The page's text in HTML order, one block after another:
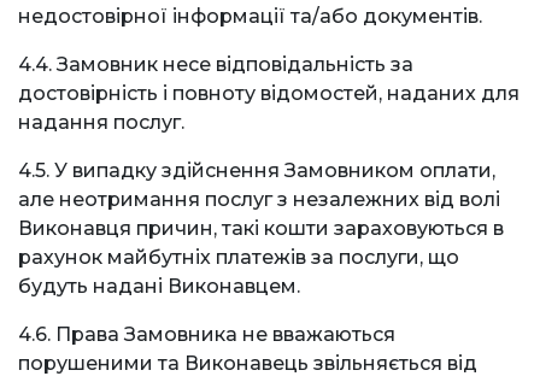
недостовірної інформації та/або документів.
4.4. Замовник несе відповідальність за
достовірність і повноту відомостей, наданих для
надання послуг.
4.5. У випадку здійснення Замовником оплати,
але неотримання послуг з незалежних від волі
Виконавця причин, такі кошти зараховуються в
рахунок майбутніх платежів за послуги, що
будуть надані Виконавцем.
4.6. Права Замовника не вважаються
порушеними та Виконавець звільняється від